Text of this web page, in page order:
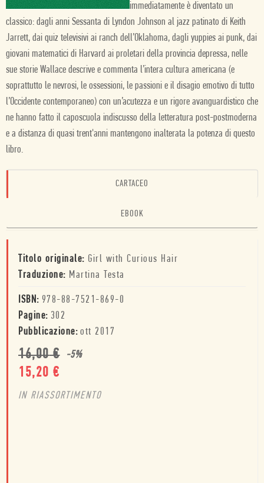
immediatamente è diventato un
classico: dagli anni Sessanta di Lyndon Johnson al jazz patinato di Keith
Jarrett, dai quiz televisivi ai ranch dell’Oklahoma, dagli yuppies ai punk, dai
giovani matematici di Harvard ai proletari della provincia depressa, nelle
sue storie Wallace descrive e commenta l’intera cultura americana (e
soprattutto le nevrosi, le ossessioni, le passioni e il disagio emotivo di tutto
l’Occidente contemporaneo) con un’acutezza e un rigore avanguardistico che
ne hanno fatto il caposcuola indiscusso della letteratura post-postmoderna
e a distanza di quasi trent'anni mantengono inalterata la potenza di questo
libro.
CARTACEO
EBOOK
Titolo originale: Girl with Curious Hair
Traduzione: Martina Testa
ISBN: 978-88-7521-869-0
Pagine: 302
Pubblicazione: ott 2017
16,00€ -5%
15,20 €
IN RIASSORTIMENTO